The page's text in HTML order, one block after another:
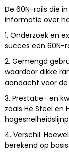
De 60N-rails die
informatie over
1. Onderzoek en
succes een 60N-
2. Gemengd
waardoor dikke
aandacht voor
3. Prestatie- en
zoals He Steel
4. Verschil:
berekend op